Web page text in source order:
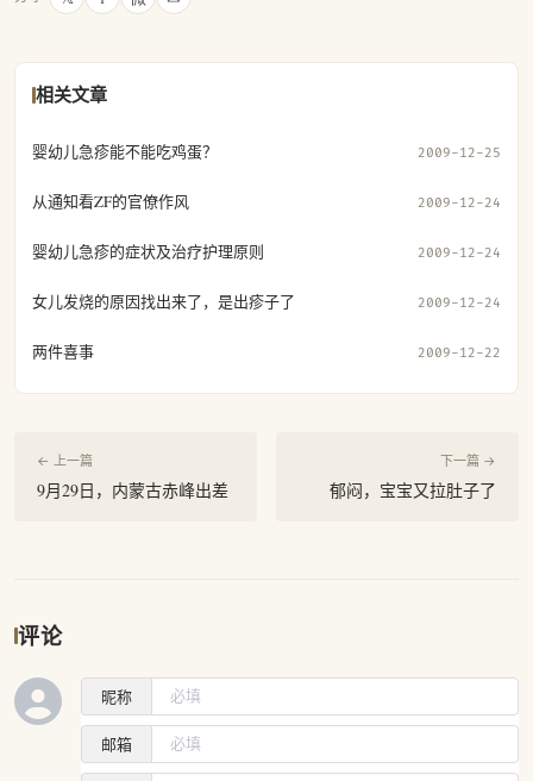
相关文章
婴幼儿急疹能不能吃鸡蛋？ 2009-12-25
从通知看ZF的官僚作风 2009-12-24
婴幼儿急疹的症状及治疗护理原则 2009-12-24
女儿发烧的原因找出来了，是出疹子了 2009-12-24
两件喜事 2009-12-22
← 上一篇
9月29日，内蒙古赤峰出差
下一篇 →
郁闷，宝宝又拉肚子了
评论
昵称
邮箱